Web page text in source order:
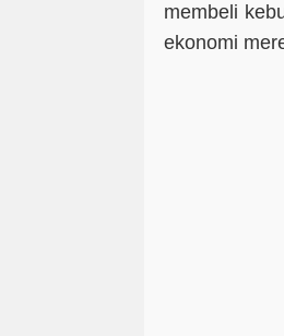
membeli
ekonomi